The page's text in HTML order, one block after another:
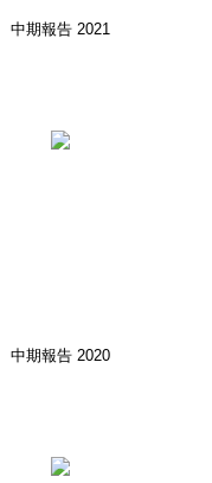
中期報告 2021
中期報告 2020